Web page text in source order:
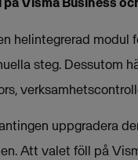
helintegrerad
steg. Dessutom
uppgradera
Att valet föll på